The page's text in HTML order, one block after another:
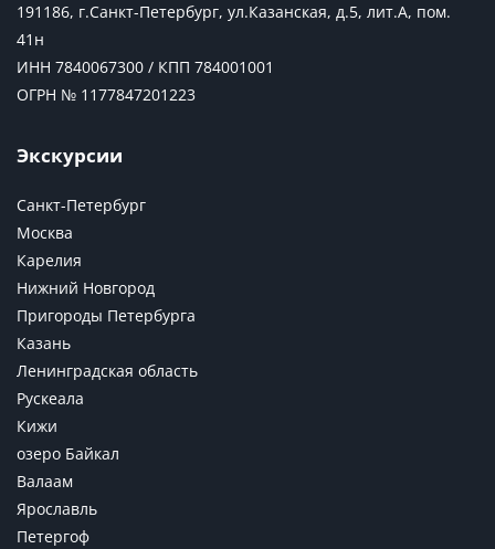
191186, г.Санкт-Петербург, ул.Казанская, д.5, лит.А, пом.
41н
ИНН 7840067300 / КПП 784001001
ОГРН № 1177847201223
Экскурсии
Санкт-Петербург
Москва
Карелия
Нижний Новгород
Пригороды Петербурга
Казань
Ленинградская область
Рускеала
Кижи
озеро Байкал
Валаам
Ярославль
Петергоф